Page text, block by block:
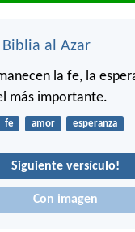
al Azar
la fe, la
más importante.
fe amor esperanza
Siguiente versículo!
Con imagen